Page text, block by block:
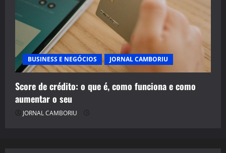
BUSINESS E NEGÓCIOS JORNAL CAMBORIU
Score de crédito: o que é, como funciona e como
aumentar o seu
JORNAL CAMBORIU